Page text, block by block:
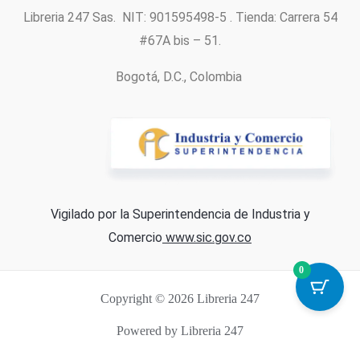
Libreria 247 Sas. NIT: 901595498-5 . Tienda: Carrera 54
#67A bis – 51.
Bogotá, D.C., Colombia
Vigilado por la Superintendencia de Industria y
Comercio www.sic.gov.co
Copyright © 2026 Libreria 247
Powered by Libreria 247
0